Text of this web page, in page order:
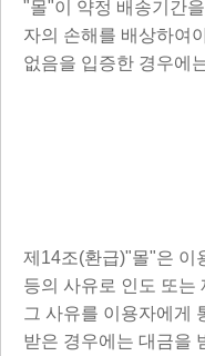
"몰"이 약정 배송기간
자의 손해를 배상하여
없음을 입증한 경우에
제14조(환급)"몰"은 이
등의 사유로 인도 또는
그 사유를 이용자에게
받은 경우에는 대금을